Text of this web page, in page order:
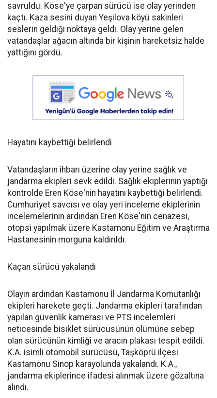
savruldu. Köse'ye çarpan sürücü ise olay yerinden
kaçtı. Kaza sesini duyan Yeşilova köyü sakinleri
seslerin geldiği noktaya geldi. Olay yerine gelen
vatandaşlar ağacın altında bir kişinin hareketsiz halde
yattığını gördü.
Hayatını kaybettiği belirlendi
Vatandaşların ihbarı üzerine olay yerine sağlık ve
jandarma ekipleri sevk edildi. Sağlık ekiplerinin yaptığı
kontrolde Eren Köse'nin hayatını kaybettiği belirlendi.
Cumhuriyet savcısı ve olay yeri inceleme ekiplerinin
incelemelerinin ardından Eren Köse'nin cenazesi,
otopsi yapılmak üzere Kastamonu Eğitim ve Araştırma
Hastanesinin morguna kaldırıldı.
Kaçan sürücü yakalandı
Olayın ardından Kastamonu İl Jandarma Komutanlığı
ekipleri harekete geçti. Jandarma ekipleri tarafından
yapılan güvenlik kamerası ve PTS incelemleri
neticesinde bisiklet sürücüsünün ölümüne sebep
olan sürücünün kimliği ve aracın plakası tespit edildi.
K.A. isimli otomobil sürücüsü, Taşköprü ilçesi
Kastamonu Sinop karayolunda yakalandı. K.A.,
jandarma ekiplerince ifadesi alınmak üzere gözaltına
alındı.